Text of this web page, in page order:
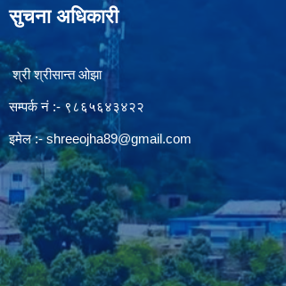
सुचना अधिकारी
श्री श्रीसान्त ओझा
सम्पर्क नं :- ९८६५६४३४२२
इमेल :-shreeojha89@gmail.com